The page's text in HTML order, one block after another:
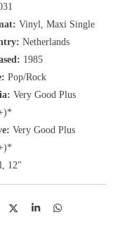
Vinyl, Maxi Single
Netherlands
1985
Pop/Rock
Very Good Plus
Very Good Plus
12"
D
S
D